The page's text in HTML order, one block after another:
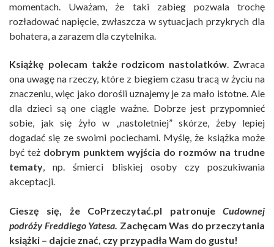
momentach. Uważam, że taki zabieg pozwala trochę
rozładować napięcie, zwłaszcza w sytuacjach przykrych dla
bohatera, a zarazem dla czytelnika.
Książkę polecam także rodzicom nastolatków. Zwraca
ona uwagę na rzeczy, które z biegiem czasu tracą w życiu na
znaczeniu, więc jako dorośli uznajemy je za mało istotne. Ale
dla dzieci są one ciągle ważne. Dobrze jest przypomnieć
sobie, jak się żyło w „nastoletniej” skórze, żeby lepiej
dogadać się ze swoimi pociechami. Myślę, że książka może
być też dobrym punktem wyjścia do rozmów na trudne
tematy, np. śmierci bliskiej osoby czy poszukiwania
akceptacji.
Cieszę się, że CoPrzeczytać.pl patronuje Cudownej
podróży Freddiego Yatesa. Zachęcam Was do przeczytania
książki – dajcie znać, czy przypadła Wam do gustu!